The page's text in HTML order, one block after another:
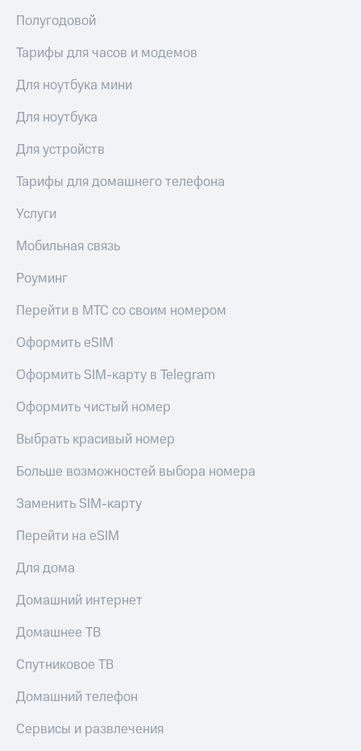
Полугодовой
Тарифы для часов и модемов
Для ноутбука мини
Для ноутбука
Для устройств
Тарифы для домашнего телефона
Услуги
Мобильная связь
Роуминг
Перейти в МТС со своим номером
Оформить eSIM
Оформить SIM-карту в Telegram
Оформить чистый номер
Выбрать красивый номер
Больше возможностей выбора номера
Заменить SIM-карту
Перейти на eSIM
Для дома
Домашний интернет
Домашнее ТВ
Спутниковое ТВ
Домашний телефон
Сервисы и развлечения